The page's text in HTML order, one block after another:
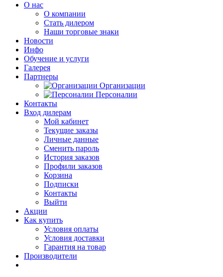
О нас
О компании
Стать дилером
Наши торговые знаки
Новости
Инфо
Обучение и услуги
Галерея
Партнеры
Организации
Персоналии
Контакты
Вход дилерам
Мой кабинет
Текущие заказы
Личные данные
Сменить пароль
История заказов
Профили заказов
Корзина
Подписки
Контакты
Выйти
Акции
Как купить
Условия оплаты
Условия доставки
Гарантия на товар
Производители